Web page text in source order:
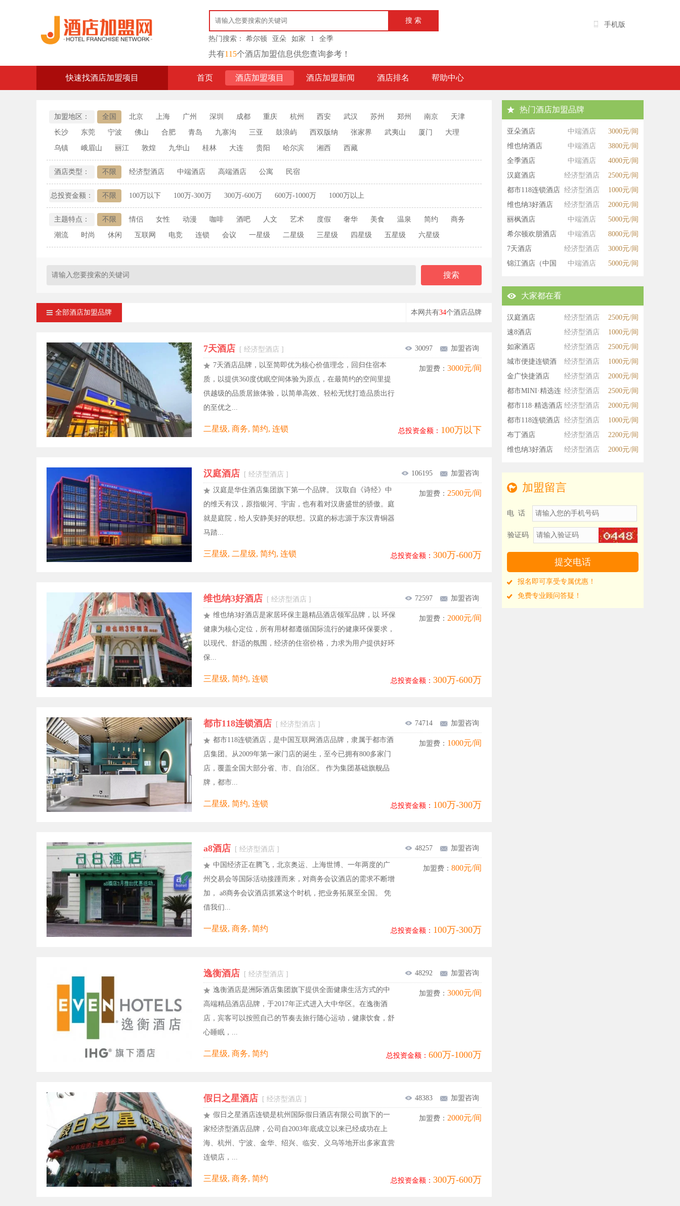
热门搜索： 希尔顿 亚朵 如家 1 全季
共有115个酒店加盟信息供您查询参考！
手机版
快速找酒店加盟项目 首页 酒店加盟项目 酒店加盟新闻 酒店排名 帮助中心
加盟地区： 全国 北京 上海 广州 深圳 成都 重庆 杭州 西安 武汉 苏州 郑州 南京 天津
长沙 东莞 宁波 佛山 合肥 青岛 九寨沟 三亚 鼓浪屿 西双版纳 张家界 武夷山 厦门 大理
乌镇 峨眉山 丽江 敦煌 九华山 桂林 大连 贵阳 哈尔滨 湘西 西藏
酒店类型： 不限 经济型酒店 中端酒店 高端酒店 公寓 民宿
总投资金额： 不限 100万以下 100万-300万 300万-600万 600万-1000万 1000万以上
主题特点： 不限 情侣 女性 动漫 咖啡 酒吧 人文 艺术 度假 奢华 美食 温泉 简约 商务
潮流 时尚 休闲 互联网 电竞 连锁 会议 一星级 二星级 三星级 四星级 五星级 六星级
全部酒店加盟品牌 本网共有34个酒店品牌
7天酒店 [ 经济型酒店 ] 30097 加盟咨询
7天酒店品牌，以至简即优为核心价值理念，回归住宿本
质，以提供360度优眠空间体验为原点，在最简约的空间里提
供越级的品质居旅体验，以简单高效、轻松无忧打造品质出行
的至优之...
二星级, 商务, 简约, 连锁 总投资金额： 100万以下
加盟费： 3000元/间
汉庭酒店 [ 经济型酒店 ] 106195 加盟咨询
汉庭是华住酒店集团旗下第一个品牌。 汉取自《诗经》中
的维天有汉，原指银河、宇宙，也有着对汉唐盛世的骄傲。庭
就是庭院，给人安静美好的联想。汉庭的标志源于东汉青铜器
马踏...
三星级, 二星级, 简约, 连锁 总投资金额： 300万-600万
加盟费： 2500元/间
维也纳3好酒店 [ 经济型酒店 ] 72597 加盟咨询
维也纳3好酒店是家居环保主题精品酒店领军品牌，以 环保
健康为核心定位，所有用材都遵循国际流行的健康环保要求，
以现代、舒适的氛围，经济的住宿价格，力求为用户提供好环
保...
三星级, 简约, 连锁 总投资金额： 300万-600万
加盟费： 2000元/间
都市118连锁酒店 [ 经济型酒店 ] 74714 加盟咨询
都市118连锁酒店，是中国互联网酒店品牌，隶属于都市酒
店集团。从2009年第一家门店的诞生，至今已拥有800多家门
店，覆盖全国大部分省、市、自治区。 作为集团基础旗舰品
牌，都市...
二星级, 简约, 连锁 总投资金额： 100万-300万
加盟费： 1000元/间
a8酒店 [ 经济型酒店 ] 48257 加盟咨询
中国经济正在腾飞，北京奥运、上海世博、一年两度的广
州交易会等国际活动接踵而来，对商务会议酒店的需求不断增
加， a8商务会议酒店抓紧这个时机，把业务拓展至全国。 凭
借我们...
一星级, 商务, 简约 总投资金额： 100万-300万
加盟费： 800元/间
逸衡酒店 [ 经济型酒店 ] 48292 加盟咨询
逸衡酒店是洲际酒店集团旗下提供全面健康生活方式的中
高端精品酒店品牌，于2017年正式进入大中华区。在逸衡酒
店，宾客可以按照自己的节奏去旅行随心运动，健康饮食，舒
心睡眠，...
二星级, 商务, 简约 总投资金额： 600万-1000万
加盟费： 3000元/间
假日之星酒店 [ 经济型酒店 ] 48383 加盟咨询
假日之星酒店连锁是杭州国际假日酒店有限公司旗下的一
家经济型酒店品牌，公司自2003年底成立以来已经成功在上
海、杭州、宁波、金华、绍兴、临安、义乌等地开出多家直营
连锁店，...
三星级, 商务, 简约 总投资金额： 300万-600万
加盟费： 2000元/间
热门酒店加盟品牌
亚朵酒店 中端酒店
3000元/间
维也纳酒店
中端酒店
3800元/间
全季酒店
中端酒店
4000元/间
汉庭酒店
经济型酒店
2500元/间
都市118连锁酒店 经济型酒店
1000元/间
维也纳3好酒店
经济型酒店
2000元/间
丽枫酒店
中端酒店
5000元/间
希尔顿欢朋酒店
中端酒店
8000元/间
7天酒店
经济型酒店
3000元/间
锦江酒店（中国
中端酒店 5000元/间
大家都在看
汉庭酒店 经济型酒店
2500元/间
速8酒店
经济型酒店
1000元/间
如家酒店
经济型酒店
2500元/间
城市便捷连锁酒
店
经济型酒店
1000元/间
金广快捷酒店
经济型酒店
2000元/间
都市MINI·精选连
锁酒店
经济型酒店
2500元/间
都市118·精选酒店 经济型酒店
2000元/间
都市118连锁酒店 经济型酒店
1000元/间
布丁酒店
经济型酒店
2200元/间
维也纳3好酒店
经济型酒店 2000元/间
加盟留言
电 话
验证码
报名即可享受专属优惠！
免费专业顾问答疑！